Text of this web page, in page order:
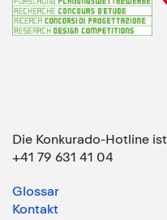
Die Konkurado-Hotline
+41 79 631 41 04
Glossar
Kontakt